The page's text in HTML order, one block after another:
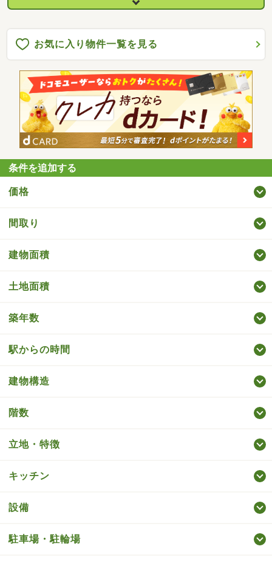
ど、日々の家事をサポートする工夫も充実しています。オープン
密・高断熱住宅の暖かさを実際にご来場頂きご体験ください！
お気に入り物件一覧を見る
条件を追加する
価格
間取り
建物面積
土地面積
築年数
駅からの時間
建物構造
階数
立地・特徴
キッチン
設備
駐車場・駐輪場